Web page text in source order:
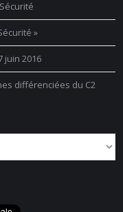
»
juin 2016
différenciées du C2